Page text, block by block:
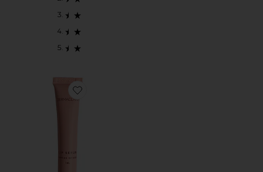
Favorite Peptide Infused Lip Serum